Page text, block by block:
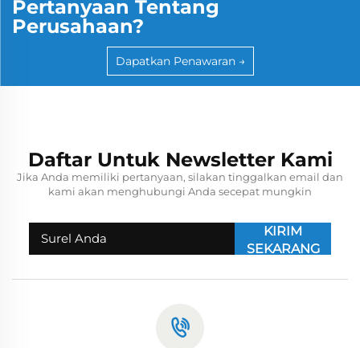
Pertanyaan Tentang
Perusahaan?
Dapatkan Penawaran →
Daftar Untuk Newsletter Kami
Jika Anda memiliki pertanyaan, silakan tinggalkan email dan
kami akan menghubungi Anda secepat mungkin
KIRIM
SEKARANG